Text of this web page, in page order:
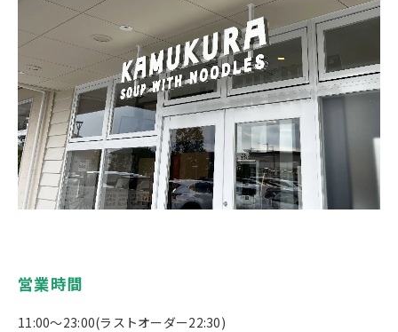
営業時間
11:00～23:00(ラストオーダー22:30)